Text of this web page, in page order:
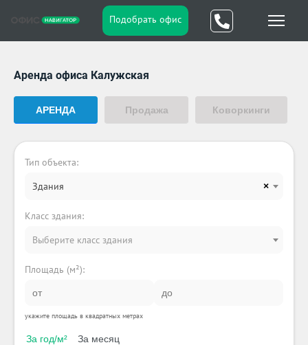
Подобрать офис
Аренда офиса Калужская
АРЕНДА Продажа Коворкинги
Тип объекта:
×
Здания
Класс здания:
Выберите класс здания
Площадь (м²):
укажите площадь в квадратных метрах
За год/м² За месяц